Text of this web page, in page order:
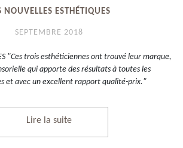
NOUVELLES ESTHÉTIQUES
SEPTEMBRE 2018
"Ces trois esthéticiennes ont trouvé leur marque,
qui apporte des résultats à toutes les
et avec un excellent rapport qualité-prix."
Lire la suite